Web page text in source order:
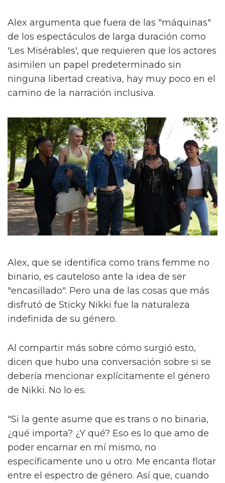
Alex argumenta que fuera de las "máquinas"
de los espectáculos de larga duración como
'Les Misérables', que requieren que los actores
asimilen un papel predeterminado sin
ninguna libertad creativa, hay muy poco en el
camino de la narración inclusiva.
Alex, que se identifica como trans femme no
binario, es cauteloso ante la idea de ser
"encasillado". Pero una de las cosas que más
disfrutó de Sticky Nikki fue la naturaleza
indefinida de su género.
Al compartir más sobre cómo surgió esto,
dicen que hubo una conversación sobre si se
debería mencionar explícitamente el género
de Nikki. No lo es.
"Si la gente asume que es trans o no binaria,
¿qué importa? ¿Y qué? Eso es lo que amo de
poder encarnar en mí mismo, no
específicamente uno u otro. Me encanta flotar
entre el espectro de género. Así que, cuando